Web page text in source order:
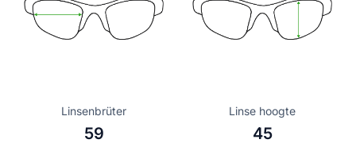
Linsenbrüter
59
Linse hoogte
45